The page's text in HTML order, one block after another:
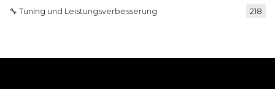
🔧 Tuning und Leistungsverbesserung 218